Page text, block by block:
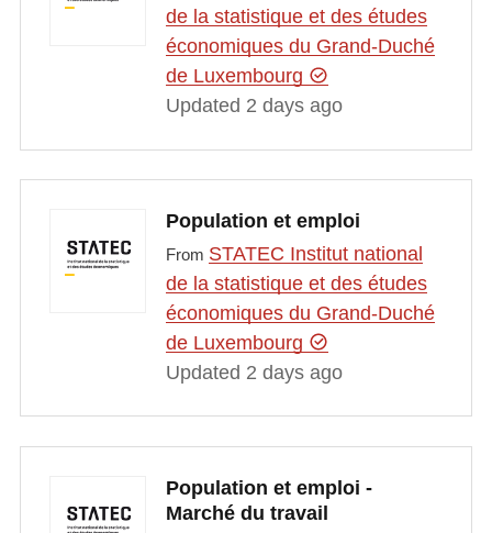
de la statistique et des études
économiques du Grand-Duché
de Luxembourg
Updated 2 days ago
Population et emploi
From STATEC Institut national
de la statistique et des études
économiques du Grand-Duché
de Luxembourg
Updated 2 days ago
Population et emploi -
Marché du travail